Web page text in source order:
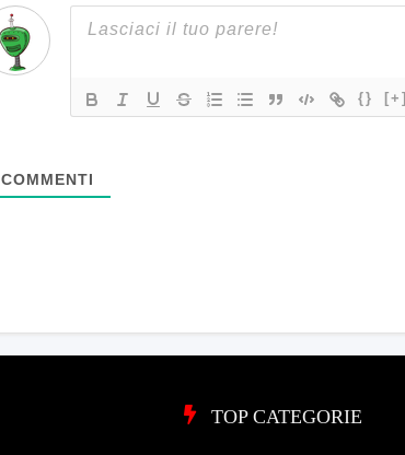
{} [+]
COMMENTI
TOP CATEGORIE